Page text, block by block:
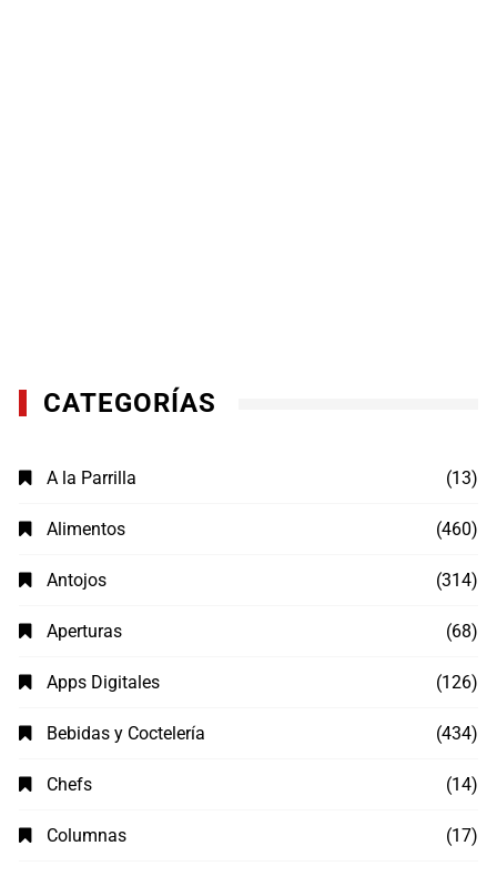
CATEGORÍAS
A la Parrilla (13)
Alimentos (460)
Antojos (314)
Aperturas (68)
Apps Digitales (126)
Bebidas y Coctelería (434)
Chefs (14)
Columnas (17)